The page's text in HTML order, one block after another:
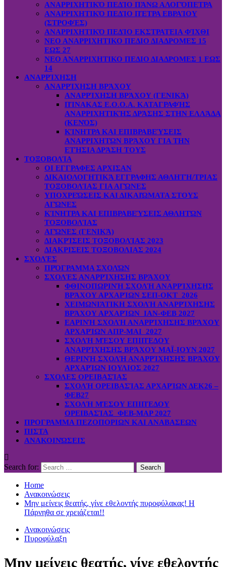
ΑΝΑΡΡΙΧΗΤΙΚΌ ΠΕΔΊΟ ΠΆΝΩ ΑΛΟΓΌΠΕΤΡΑ
ΑΝΑΡΡΙΧΗΤΙΚΌ ΠΕΔΊΟ ΠΈΤΡΑ ΕΒΡΑΊΟΥ
(ΣΤΡΟΦΈΣ)
ΑΝΑΡΡΙΧΗΤΙΚΌ ΠΕΔΊΟ ΕΚΣΤΡΑΤΕΙΑ ΦΊΧΘΙ
ΝΕΟ ΑΝΑΡΡΙΧΗΤΙΚΟ ΠΕΔΙΟ ΔΙΑΔΡΟΜΕΣ 15
ΕΩΣ 27
ΝΕΟ ΑΝΑΡΡΙΧΗΤΙΚΟ ΠΕΔΙΟ ΔΙΑΔΡΟΜΕΣ 1 ΕΩΣ
14
ΑΝΑΡΡΊΧΗΣΗ
ΑΝΑΡΡΊΧΗΣΗ ΒΡΆΧΟΥ
ΑΝΑΡΡΊΧΗΣΗ ΒΡΆΧΟΥ (ΓΕΝΙΚΆ)
ΠΊΝΑΚΑΣ Ε.Ο.Ο.Α. ΚΑΤΑΓΡΑΦΉΣ
ΑΝΑΡΡΙΧΗΤΙΚΉΣ ΔΡΆΣΗΣ ΣΤΗΝ ΕΛΛΆΔΑ
(ΚΕΝΌΣ)
ΚΊΝΗΤΡΑ ΚΑΙ ΕΠΙΒΡΑΒΕΎΣΕΙΣ
ΑΝΑΡΡΙΧΗΤΏΝ ΒΡΆΧΟΥ ΓΙΑ ΤΗΝ
ΕΤΉΣΙΑ ΔΡΆΣΗ ΤΟΥΣ
ΤΟΞΟΒΟΛΊΑ
ΟΙ ΕΓΓΡΑΦΕΣ ΑΡΧΙΣΑΝ
ΔΙΚΑΙΟΛΟΓΗΤΙΚΆ ΕΓΓΡΑΦΗΣ ΑΘΛΗΤΉ/ΤΡΙΑΣ
ΤΟΞΟΒΟΛΊΑΣ ΓΙΑ ΑΓΏΝΕΣ
ΥΠΟΧΡΕΏΣΕΙΣ ΚΑΙ ΔΙΚΑΙΏΜΑΤΑ ΣΤΟΥΣ
ΑΓΏΝΕΣ
ΚΊΝΗΤΡΑ ΚΑΙ ΕΠΙΒΡΑΒΕΎΣΕΙΣ ΑΘΛΗΤΏΝ
ΤΟΞΟΒΟΛΊΑΣ
ΑΓΏΝΕΣ (ΓΕΝΙΚΆ)
ΔΙΑΚΡΊΣΕΙΣ ΤΟΞΟΒΟΛΊΑΣ 2023
ΔΙΑΚΡΙΣΕΙΣ ΤΟΞΟΒΟΛΙΑΣ 2024
ΣΧΟΛΈΣ
ΠΡΌΓΡΑΜΜΑ ΣΧΟΛΏΝ
ΣΧΟΛΈΣ ΑΝΑΡΡΊΧΗΣΗΣ ΒΡΆΧΟΥ
ΦΘΙΝΟΠΩΡΙΝΉ ΣΧΟΛΉ ΑΝΑΡΡΊΧΗΣΗΣ
ΒΡΆΧΟΥ ΑΡΧΑΡΊΩΝ ΣΕΠ-ΟΚΤ 2026
ΧΕΙΜΩΝΙΆΤΙΚΗ ΣΧΟΛΉ ΑΝΑΡΡΊΧΗΣΗΣ
ΒΡΆΧΟΥ ΑΡΧΑΡΊΩΝ ΙΑΝ-ΦΕΒ 2027
ΕΑΡΙΝΉ ΣΧΟΛΉ ΑΝΑΡΡΊΧΗΣΗΣ ΒΡΆΧΟΥ
ΑΡΧΑΡΊΩΝ ΑΠΡ-ΜΑΙ 2027
ΣΧΟΛΉ ΜΈΣΟΥ ΕΠΙΠΈΔΟΥ
ΑΝΑΡΡΊΧΗΣΗΣ ΒΡΆΧΟΥ ΜΑΪ-ΙΟΥΝ 2027
ΘΕΡΙΝΉ ΣΧΟΛΉ ΑΝΑΡΡΊΧΗΣΗΣ ΒΡΆΧΟΥ
ΑΡΧΑΡΊΩΝ ΙΟΥΛΙΟΣ 2027
ΣΧΟΛΕΣ ΟΡΕΙΒΑΣΊΑΣ
ΣΧΟΛΉ ΟΡΕΙΒΑΣΊΑΣ ΑΡΧΑΡΊΩΝ ΔΕΚ26 –
ΦΕΒ27
ΣΧΟΛΉ ΜΈΣΟΥ ΕΠΙΠΈΔΟΥ
ΟΡΕΙΒΑΣΊΑΣ ΦΕΒ-ΜΑΡ 2027
ΠΡΟΓΡΑΜΜΑ ΠΕΖΟΠΟΡΙΩΝ ΚΑΙ ΑΝΑΒΑΣΕΩΝ
ΠΙΣΤΑ
ΑΝΑΚΟΙΝΏΣΕΙΣ
Search for:
Home
Ανακοινώσεις
Μην μείνεις θεατής, γίνε εθελοντής πυροφύλακας! Η
Πάρνηθα σε χρειάζεται!!
Ανακοινώσεις
Πυροφύλαξη
Μην μείνεις θεατής, γίνε εθελοντής